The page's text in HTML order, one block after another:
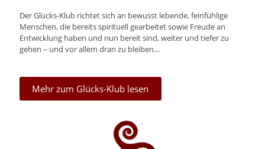
Der Glücks-Klub richtet sich an bewusst lebende, feinfühlige
Menschen, die bereits spirituell gearbeitet sowie Freude an
Entwicklung haben und nun bereit sind, weiter und tiefer zu
gehen – und vor allem dran zu bleiben…
Mehr zum Glücks-Klub lesen